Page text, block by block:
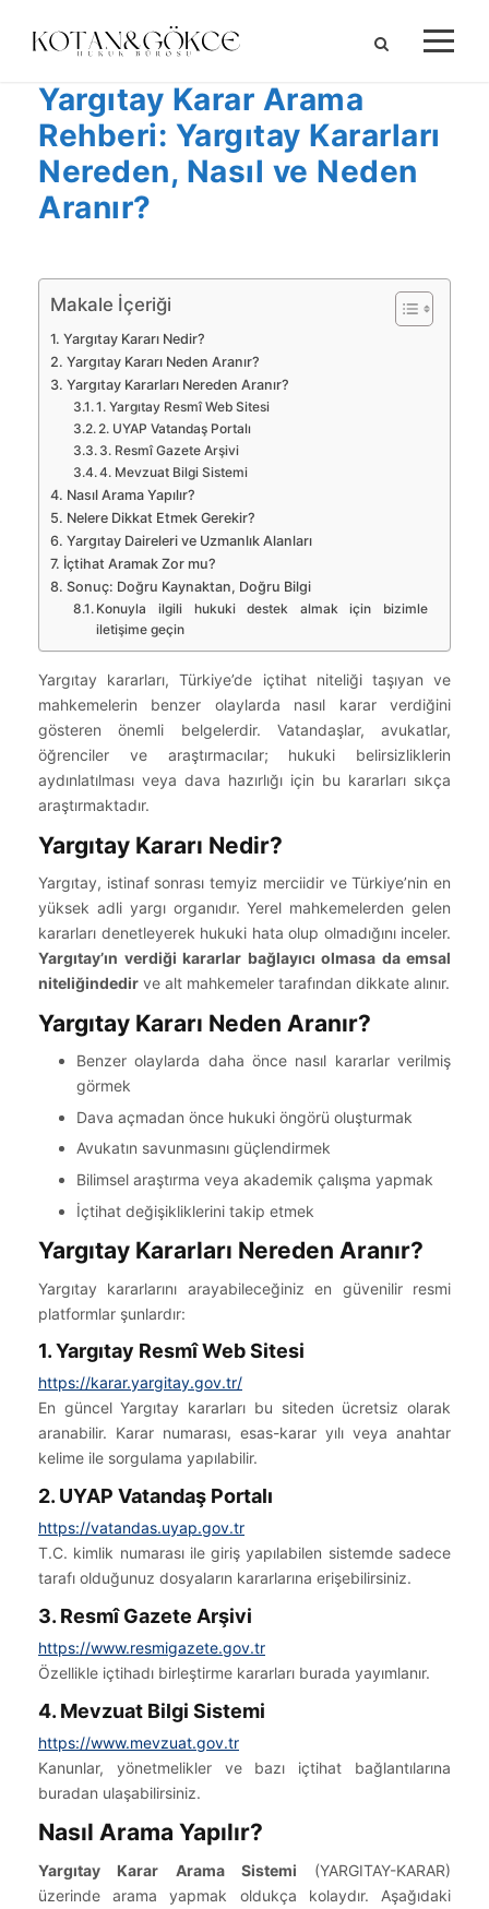
Yargıtay Karar Arama
Rehberi: Yargıtay Kararları
Nereden, Nasıl ve Neden
Aranır?
Makale İçeriği
Yargıtay Kararı Nedir?
Yargıtay Kararı Neden Aranır?
Yargıtay Kararları Nereden Aranır?
1. Yargıtay Resmî Web Sitesi
2. UYAP Vatandaş Portalı
3. Resmî Gazete Arşivi
4. Mevzuat Bilgi Sistemi
Nasıl Arama Yapılır?
Nelere Dikkat Etmek Gerekir?
Yargıtay Daireleri ve Uzmanlık Alanları
İçtihat Aramak Zor mu?
Sonuç: Doğru Kaynaktan, Doğru Bilgi
Konuyla ilgili hukuki destek almak için bizimle
iletişime geçin
Yargıtay kararları, Türkiye’de içtihat niteliği taşıyan ve
mahkemelerin benzer olaylarda nasıl karar verdiğini
gösteren önemli belgelerdir. Vatandaşlar, avukatlar,
öğrenciler ve araştırmacılar; hukuki belirsizliklerin
aydınlatılması veya dava hazırlığı için bu kararları sıkça
araştırmaktadır.
Yargıtay Kararı Nedir?
Yargıtay, istinaf sonrası temyiz merciidir ve Türkiye’nin en
yüksek adli yargı organıdır. Yerel mahkemelerden gelen
kararları denetleyerek hukuki hata olup olmadığını inceler.
Yargıtay’ın verdiği kararlar bağlayıcı olmasa da emsal
niteliğindedir ve alt mahkemeler tarafından dikkate alınır.
Yargıtay Kararı Neden Aranır?
Benzer olaylarda daha önce nasıl kararlar verilmiş
görmek
Dava açmadan önce hukuki öngörü oluşturmak
Avukatın savunmasını güçlendirmek
Bilimsel araştırma veya akademik çalışma yapmak
İçtihat değişikliklerini takip etmek
Yargıtay Kararları Nereden Aranır?
Yargıtay kararlarını arayabileceğiniz en güvenilir resmi
platformlar şunlardır:
1. Yargıtay Resmî Web Sitesi
https://karar.yargitay.gov.tr/
En güncel Yargıtay kararları bu siteden ücretsiz olarak
aranabilir. Karar numarası, esas-karar yılı veya anahtar
kelime ile sorgulama yapılabilir.
2. UYAP Vatandaş Portalı
https://vatandas.uyap.gov.tr
T.C. kimlik numarası ile giriş yapılabilen sistemde sadece
tarafı olduğunuz dosyaların kararlarına erişebilirsiniz.
3. Resmî Gazete Arşivi
https://www.resmigazete.gov.tr
Özellikle içtihadı birleştirme kararları burada yayımlanır.
4. Mevzuat Bilgi Sistemi
https://www.mevzuat.gov.tr
Kanunlar, yönetmelikler ve bazı içtihat bağlantılarına
buradan ulaşabilirsiniz.
Nasıl Arama Yapılır?
Yargıtay Karar Arama Sistemi (YARGITAY-KARAR)
üzerinde arama yapmak oldukça kolaydır. Aşağıdaki